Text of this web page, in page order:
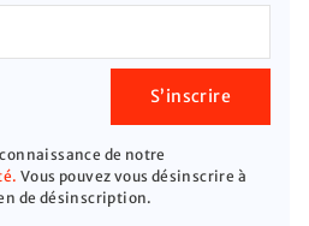
S’inscrire
de notre
Vous pouvez vous désinscrire à
de désinscription.